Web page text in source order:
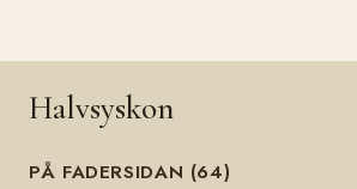
Halvsyskon
PÅ FADERSIDAN (64)